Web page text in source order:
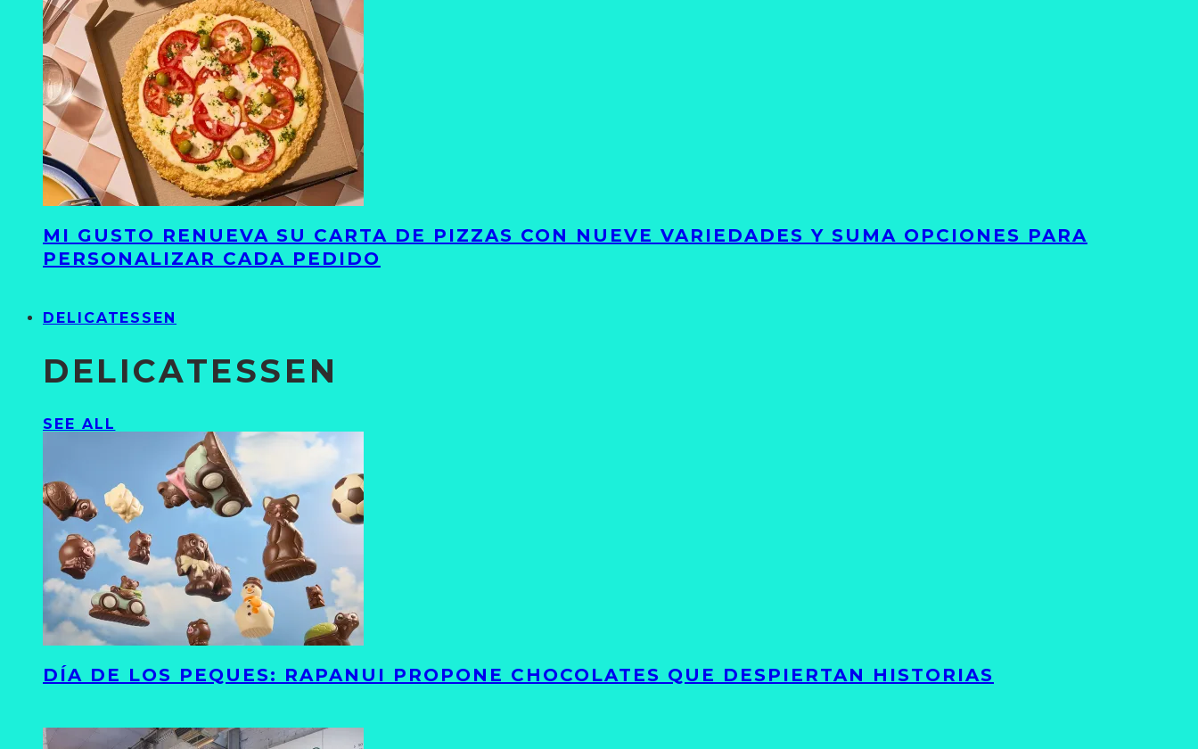
MI GUSTO RENUEVA SU CARTA DE PIZZAS CON NUEVE VARIEDADES Y SUMA OPCIONES PARA
PERSONALIZAR CADA PEDIDO
DELICATESSEN
DELICATESSEN
SEE ALL
DÍA DE LOS PEQUES: RAPANUI PROPONE CHOCOLATES QUE DESPIERTAN HISTORIAS